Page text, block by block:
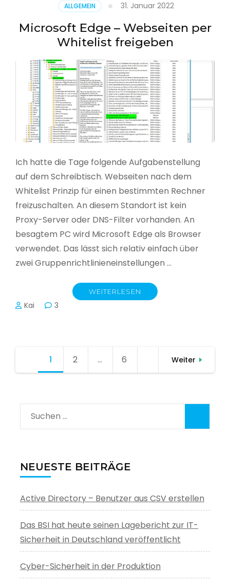
(UPN)
im
Active
Directory
ALLGEMEIN 31. Januar 2022
Microsoft Edge – Webseiten per
Whitelist freigeben
Ich hatte die Tage folgende Aufgabenstellung
auf dem Schreibtisch. Webseiten nach dem
Whitelist Prinzip für einen bestimmten Rechner
freizuschalten. An diesem Standort ist kein
Proxy-Server oder DNS-Filter vorhanden. An
besagtem PC wird Microsoft Edge als Browser
verwendet. Das lässt sich relativ einfach über
zwei Gruppenrichtlinieneinstellungen …
WEITERLESEN
Kai 3
Seitennummerierung
1 Seite
2 … Seite
6 Weiter
Suchen
nach:
NEUESTE BEITRÄGE
Active Directory – Benutzer aus CSV erstellen
Das BSI hat heute seinen Lagebericht zur IT-
Sicherheit in Deutschland veröffentlicht
Cyber-Sicherheit in der Produktion